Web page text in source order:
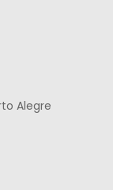
Alegre